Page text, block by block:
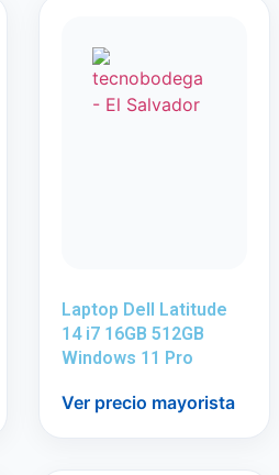
Laptop Dell Latitude
14 i7 16GB 512GB
Windows 11 Pro
Ver precio mayorista